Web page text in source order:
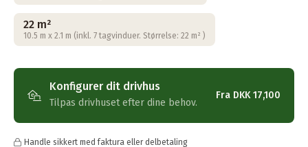
22 m²
10.5 m x 2.1 m (inkl. 7 tagvinduer. Størrelse: 22 m² )
Konfigurer dit drivhus
Tilpas drivhuset efter dine behov.
Fra DKK 17,100
Handle sikkert med faktura eller delbetaling